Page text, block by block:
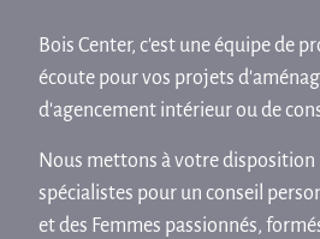
Bois Center, c'est une équipe de
écoute pour vos projets
d'agencement intérieur ou de
Nous mettons à votre disposition
spécialistes pour un conseil
et des Femmes passionnés,